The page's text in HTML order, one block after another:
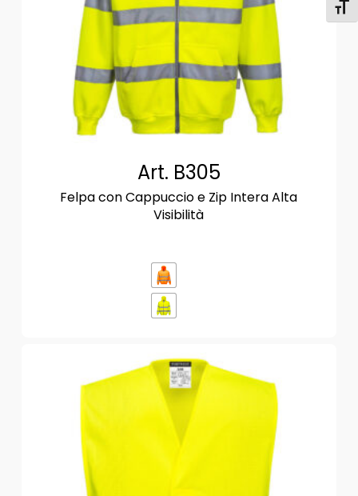
Art. B305
Felpa con Cappuccio e Zip Intera Alta
Visibilità